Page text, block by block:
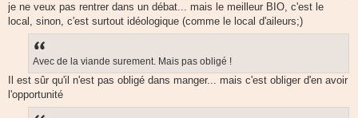
je ne veux pas rentrer dans un débat... mais le meilleur BIO, c'est le
local, sinon, c'est surtout idéologique (comme le local d'aileurs;)
Avec de la viande surement. Mais pas obligé !
Il est sûr qu'il n'est pas obligé dans manger... mais c'est obliger d'en avoir
l'opportunité